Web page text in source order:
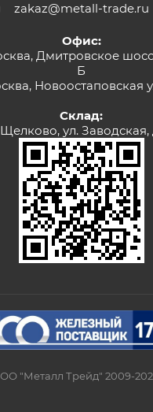
zakaz@metall-trade.ru
Офис:
Дмитровское
Б
Новоостаповская
Склад:
Щелково, ул. Заводская,
"Металл Трейд" 2009-